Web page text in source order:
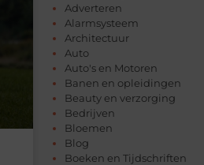
Adverteren
Alarmsysteem
Architectuur
Auto
Auto's en Motoren
Banen en opleidingen
Beauty en verzorging
Bedrijven
Bloemen
Blog
Boeken en Tijdschriften